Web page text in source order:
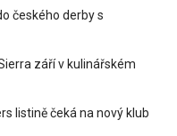
českého derby s
září v kulinářském
listině čeká na nový klub